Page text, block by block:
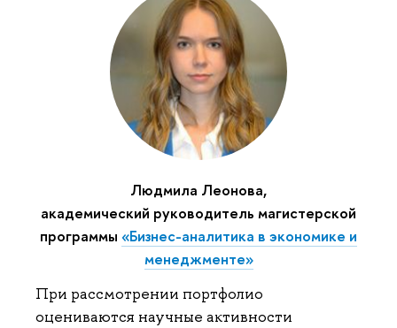
Людмила Леонова,
академический руководитель магистерской
программы «Бизнес-аналитика в экономике и
менеджменте»
При рассмотрении портфолио
оцениваются научные активности